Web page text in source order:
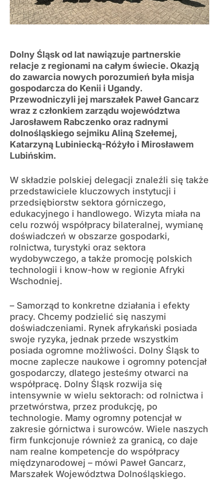
Dolny Śląsk od lat nawiązuje partnerskie
relacje z regionami na całym świecie. Okazją
do zawarcia nowych porozumień była misja
gospodarcza do Kenii i Ugandy.
Przewodniczyli jej marszałek Paweł Gancarz
wraz z członkiem zarządu województwa
Jarosławem Rabczenko oraz radnymi
dolnośląskiego sejmiku Aliną Szełemej,
Katarzyną Lubiniecką-Różyło i Mirosławem
Lubińskim.
W składzie polskiej delegacji znaleźli się także
przedstawiciele kluczowych instytucji i
przedsiębiorstw sektora górniczego,
edukacyjnego i handlowego. Wizyta miała na
celu rozwój współpracy bilateralnej, wymianę
doświadczeń w obszarze gospodarki,
rolnictwa, turystyki oraz sektora
wydobywczego, a także promocję polskich
technologii i know-how w regionie Afryki
Wschodniej.
– Samorząd to konkretne działania i efekty
pracy. Chcemy podzielić się naszymi
doświadczeniami. Rynek afrykański posiada
swoje ryzyka, jednak przede wszystkim
posiada ogromne możliwości. Dolny Śląsk to
mocne zaplecze naukowe i ogromny potencjał
gospodarczy, dlatego jesteśmy otwarci na
współpracę. Dolny Śląsk rozwija się
intensywnie w wielu sektorach: od rolnictwa i
przetwórstwa, przez produkcję, po
technologie. Mamy ogromny potencjał w
zakresie górnictwa i surowców. Wiele naszych
firm funkcjonuje również za granicą, co daje
nam realne kompetencje do współpracy
międzynarodowej – mówi Paweł Gancarz,
Marszałek Województwa Dolnośląskiego.